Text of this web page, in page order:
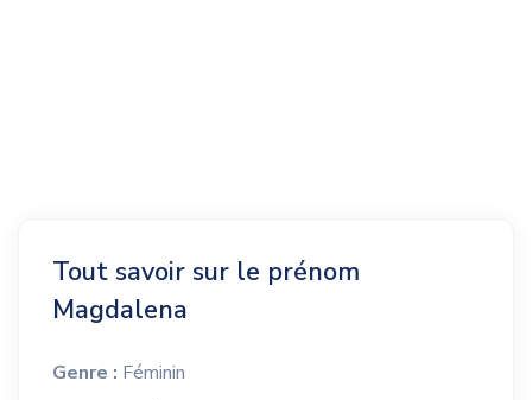
Tout savoir sur le prénom
Magdalena
Genre : Féminin